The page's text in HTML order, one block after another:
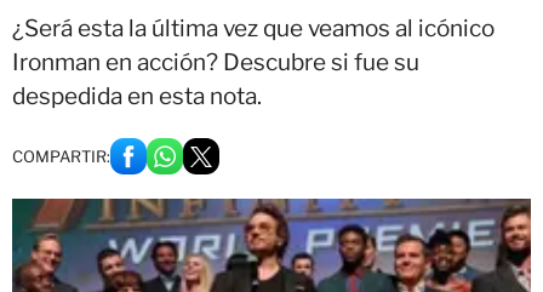
¿Será esta la última vez que veamos al icónico
Ironman en acción? Descubre si fue su
despedida en esta nota.
COMPARTIR: